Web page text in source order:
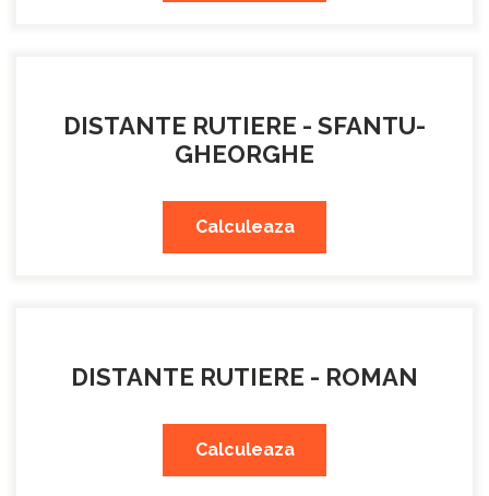
DISTANTE RUTIERE - SFANTU-
GHEORGHE
Calculeaza
DISTANTE RUTIERE - ROMAN
Calculeaza